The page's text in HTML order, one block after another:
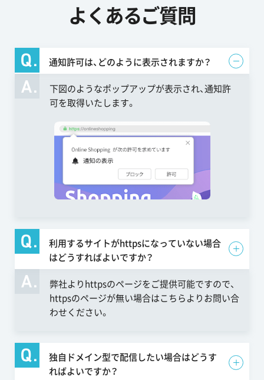
よくあるご質問
通知許可は、どのように表示されますか？
下図のようなポップアップが表示され、通知許
可を取得いたします。
利用するサイトがhttpsになっていない場合
はどうすればよいですか？
弊社よりhttpsのページをご提供可能ですので、
httpsのページが無い場合はこちらよりお問い合
わせください。
独自ドメイン型で配信したい場合はどうす
ればよいですか？